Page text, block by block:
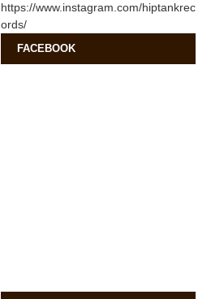
https://www.instagram.com/hiptankrec
ords/
FACEBOOK